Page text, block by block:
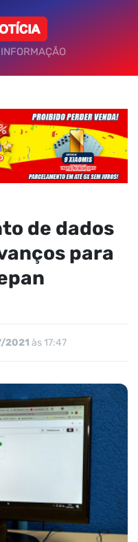
de dados
para
2021 às 17:47